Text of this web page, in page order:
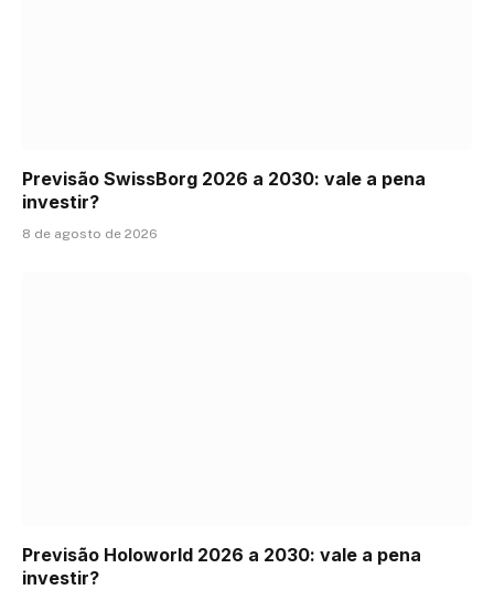
Previsão SwissBorg 2026 a 2030: vale a pena
investir?
8 de agosto de 2026
Previsão Holoworld 2026 a 2030: vale a pena
investir?